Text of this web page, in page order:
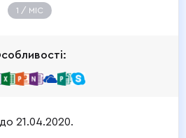
1 / МIС
21.04.2020.